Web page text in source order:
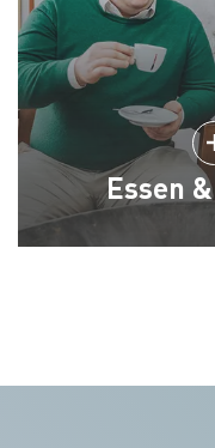
Essen